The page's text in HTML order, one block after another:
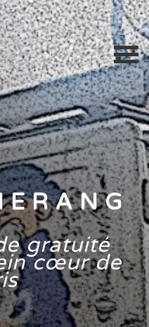
gratuité
cœur de